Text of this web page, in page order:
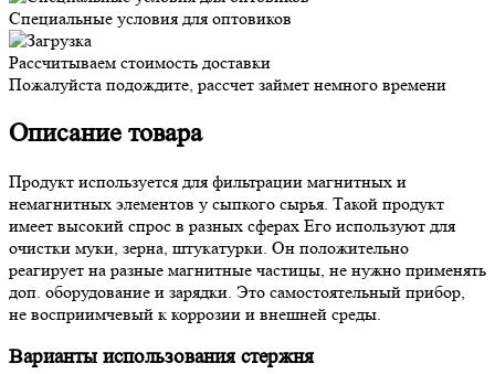
Специальные условия для оптовиков
Рассчитываем стоимость доставки
Пожалуйста подождите, рассчет займет немного времени
Описание товара
Продукт используется для фильтрации магнитных и
немагнитных элементов у сыпкого сырья. Такой продукт
имеет высокий спрос в разных сферах Его используют для
очистки муки, зерна, штукатурки. Он положительно
реагирует на разные магнитные частицы, не нужно применять
доп. оборудование и зарядки. Это самостоятельный прибор,
не восприимчевый к коррозии и внешней среды.
Варианты использования стержня